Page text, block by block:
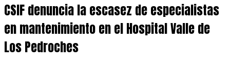
CSIF denuncia la escasez de especialistas
en mantenimiento en el Hospital Valle de
Los Pedroches